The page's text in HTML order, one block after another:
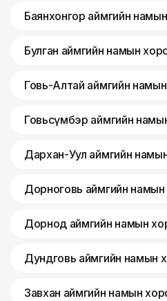
Баянхонгор аймгийн
Булган аймгийн намын
Говь-Алтай аймгийн
Говьсүмбэр аймгийн
Дархан-Уул аймгийн
Дорноговь аймгийн
Дорнод аймгийн намын
Дундговь аймгийн намын
Завхан аймгийн намын